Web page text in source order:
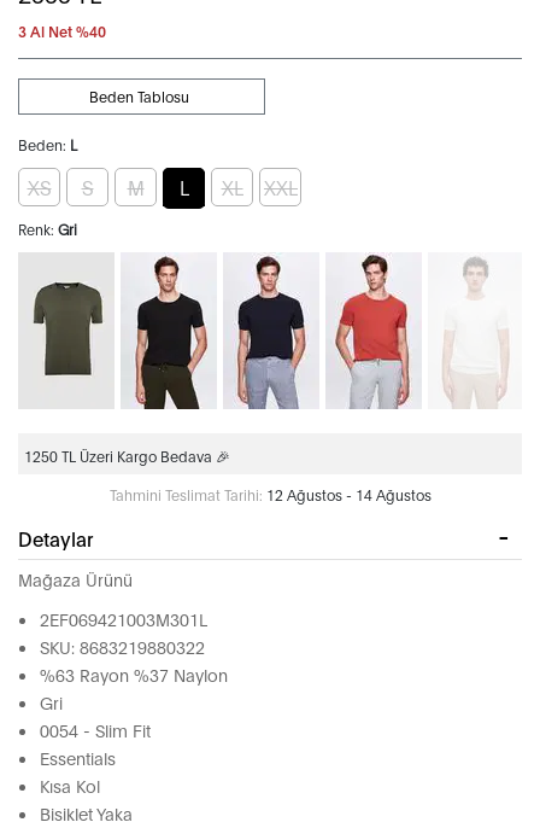
3 Al Net %40
Beden: L
Beden Tablosu
XS S M L XL XXL
Renk: Gri
1250 TL Üzeri Kargo Bedava 🎉
Tahmini Teslimat Tarihi: 12 Ağustos - 14 Ağustos
Detaylar
Mağaza Ürünü
2EF069421003M301L
SKU: 8683219880322
%63 Rayon %37 Naylon
Gri
0054 - Slim Fit
Essentials
Kısa Kol
Bisiklet Yaka